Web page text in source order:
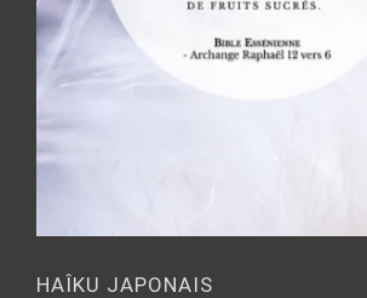
HAÎKU JAPONAIS